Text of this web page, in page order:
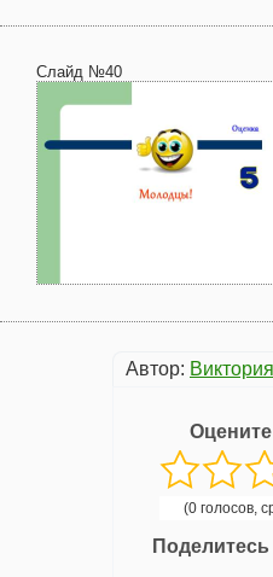
Слайд №40
Автор: Виктория
(0 голосов,